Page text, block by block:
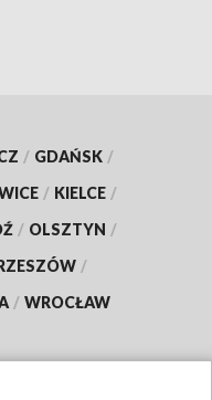
/ GDAŃSK /
/ KIELCE /
/ OLSZTYN /
/
/ WROCŁAW